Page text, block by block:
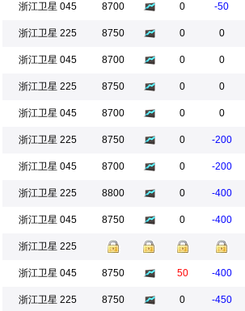
浙江卫星 045 8700 0 -50
浙江卫星 225 8750 0 0
浙江卫星 045 8700 0 0
浙江卫星 225 8750 0 0
浙江卫星 045 8700 0 0
浙江卫星 225 8750 0 -200
浙江卫星 045 8700 0 -200
浙江卫星 225 8800 0 -400
浙江卫星 045 8750 0 -400
浙江卫星 225
浙江卫星 045 8750 50 -400
浙江卫星 225 8750 0 -450